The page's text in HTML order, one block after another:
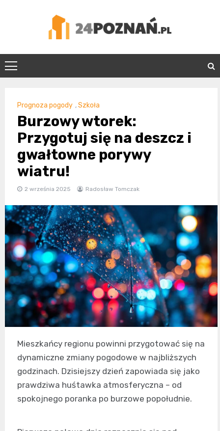
24Poznań.pl
Prognoza pogody ,Szkoła
Burzowy wtorek:
Przygotuj się na deszcz i
gwałtowne porywy
wiatru!
2 września 2025 Radosław Tomczak
Mieszkańcy regionu powinni przygotować się na
dynamiczne zmiany pogodowe w najbliższych
godzinach. Dzisiejszy dzień zapowiada się jako
prawdziwa huśtawka atmosferyczna – od
spokojnego poranka po burzowe popołudnie.